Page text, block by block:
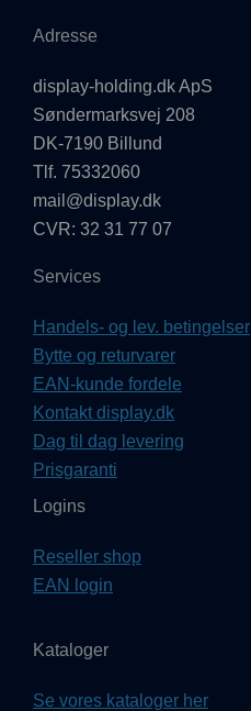
Adresse
display-holding.dk ApS
Søndermarksvej 208
DK-7190 Billund
Tlf. 75332060
mail@display.dk
CVR: 32 31 77 07
Services
Handels- og lev. betingelser
Bytte og returvarer
EAN-kunde fordele
Kontakt display.dk
Dag til dag levering
Prisgaranti
Logins
Reseller shop
EAN login
Kataloger
Se vores kataloger her